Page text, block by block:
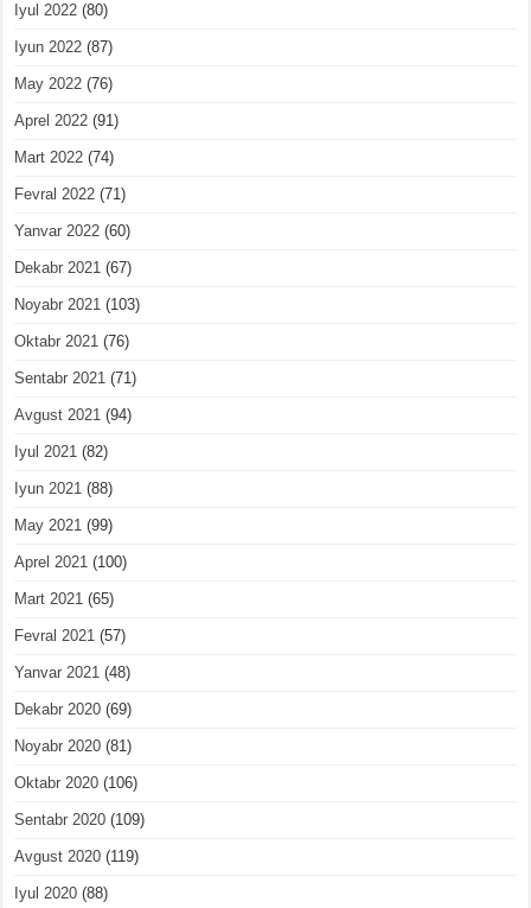
Iyul 2022 (80)
Iyun 2022 (87)
May 2022 (76)
Aprel 2022 (91)
Mart 2022 (74)
Fevral 2022 (71)
Yanvar 2022 (60)
Dekabr 2021 (67)
Noyabr 2021 (103)
Oktabr 2021 (76)
Sentabr 2021 (71)
Avgust 2021 (94)
Iyul 2021 (82)
Iyun 2021 (88)
May 2021 (99)
Aprel 2021 (100)
Mart 2021 (65)
Fevral 2021 (57)
Yanvar 2021 (48)
Dekabr 2020 (69)
Noyabr 2020 (81)
Oktabr 2020 (106)
Sentabr 2020 (109)
Avgust 2020 (119)
Iyul 2020 (88)